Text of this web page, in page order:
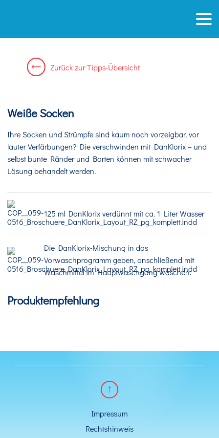
Zurück zur Tipps-Übersicht
Weiße Socken
Ihre Socken und Strümpfe sind kaum noch vorzeigbar, vor
lauter Verfärbungen? Die verschwinden mit DanKlorix – und
selbst bunte Ränder und Borten können mit schwacher
Lösung behandelt werden.
125 ml DanKlorix verdünnt mit ca. 1 Liter Wasser
Die DanKlorix-Mischung in das
Vorwaschprogramm geben, anschließend mit
Waschmittel im Hauptwaschgang waschen.
Produktempfehlung
Impressum
Rechtshinweis